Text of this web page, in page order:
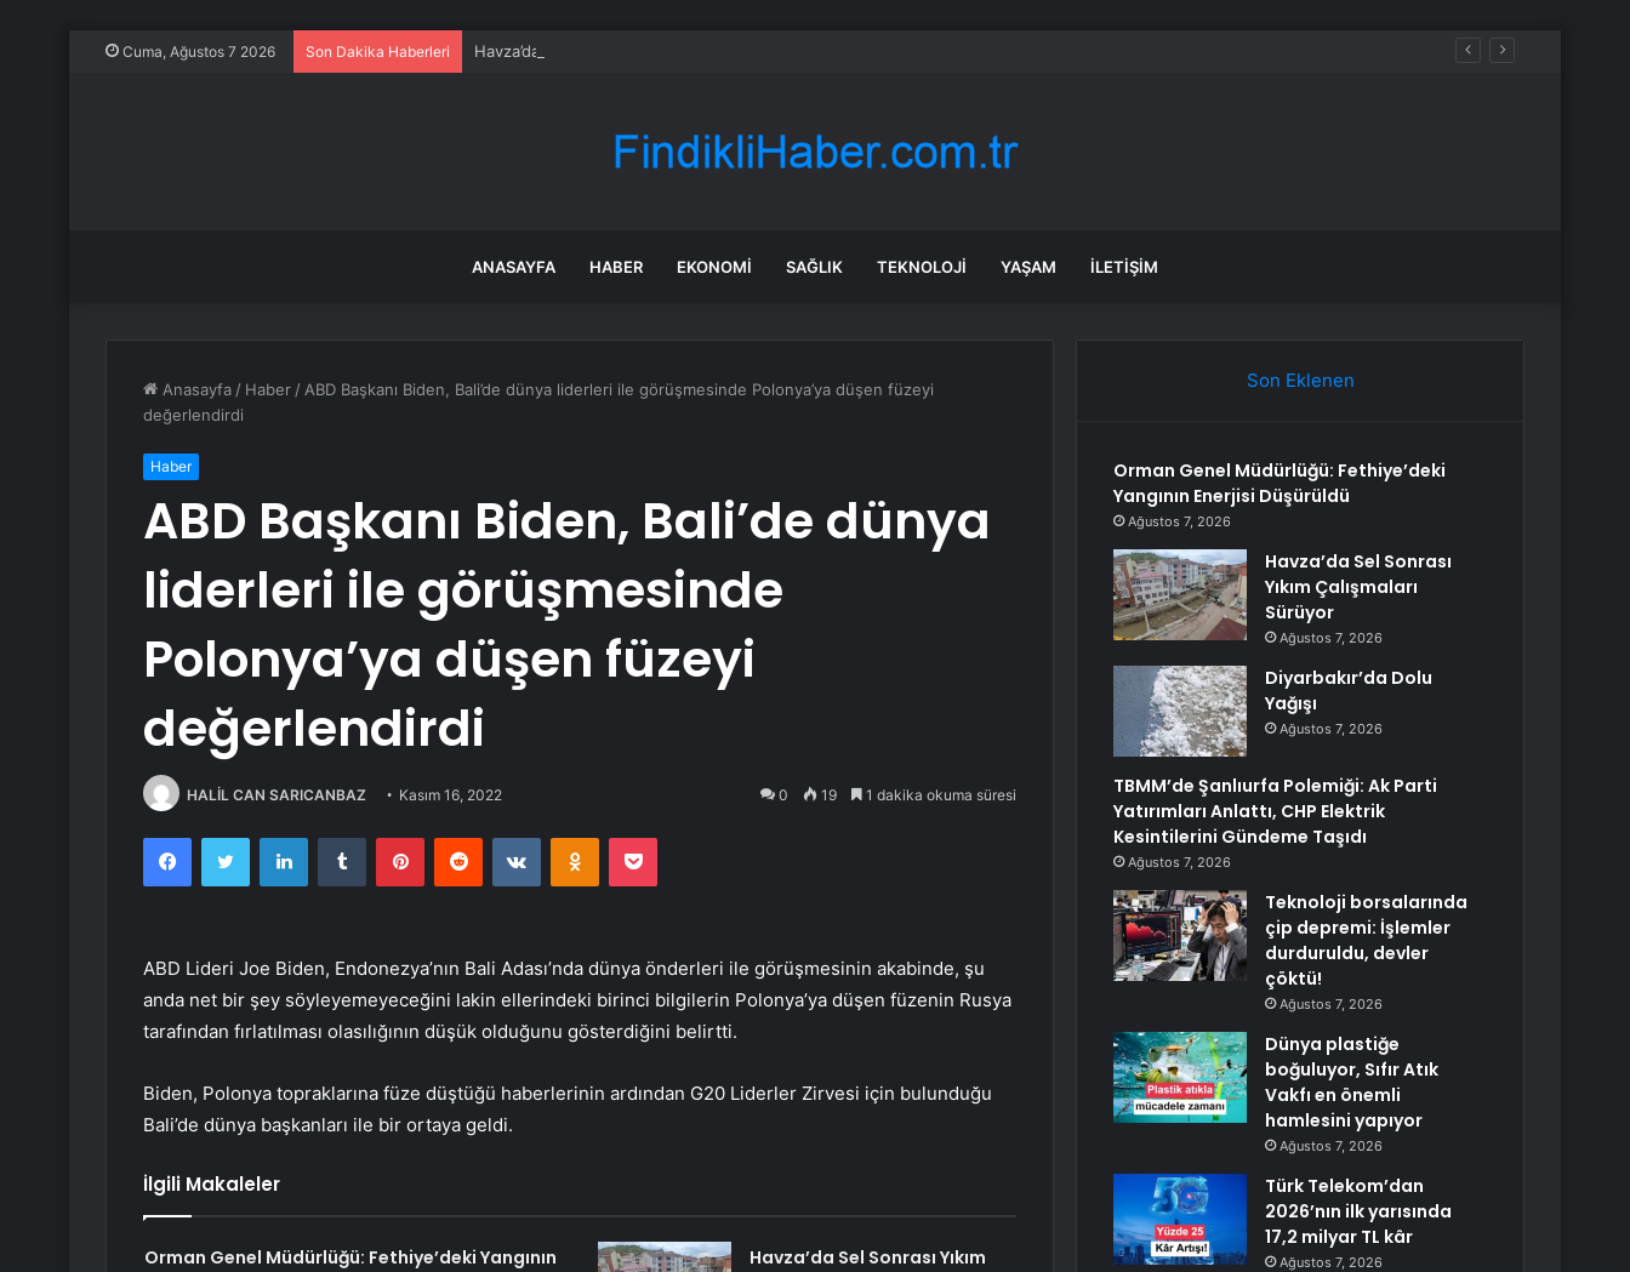
Cuma, Ağustos 7 2026 Son Dakika Haberleri Havza’da Sel Sonrası Yıkım Çalışmaları Sürüyor
ANASAYFA HABER EKONOMI SAĞLIK TEKNOLOJI YAŞAM İLETIŞIM
Anasayfa / Haber / ABD Başkanı Biden, Bali’de dünya liderleri ile görüşmesinde Polonya’ya düşen füzeyi
değerlendirdi
Haber
ABD Başkanı Biden, Bali’de dünya
liderleri ile görüşmesinde
Polonya’ya düşen füzeyi
değerlendirdi
HALİL CAN SARICANBAZ Kasım 16, 2022 0 19 1 dakika okuma süresi
FacebookTwitter LinkedInTumblr PinterestReddit VKontakteOdnoklassniki
Pocket
ABD Lideri Joe Biden, Endonezya’nın Bali Adası’nda dünya önderleri ile görüşmesinin akabinde, şu
anda net bir şey söyleyemeyeceğini lakin ellerindeki birinci bilgilerin Polonya’ya düşen füzenin Rusya
tarafından fırlatılması olasılığının düşük olduğunu gösterdiğini belirtti.
Biden, Polonya topraklarına füze düştüğü haberlerinin ardından G20 Liderler Zirvesi için bulunduğu
Bali’de dünya başkanları ile bir ortaya geldi.
İlgili Makaleler
Orman Genel Müdürlüğü: Fethiye’deki Yangının
Havza’da Sel Sonrası Yıkım
Son Eklenen
Orman Genel Müdürlüğü: Fethiye’deki
Yangının Enerjisi Düşürüldü
Ağustos 7, 2026
Havza’da Sel Sonrası
Yıkım Çalışmaları
Sürüyor
Ağustos 7, 2026
Diyarbakır’da Dolu
Yağışı
Ağustos 7, 2026
TBMM’de Şanlıurfa Polemiği: Ak Parti
Yatırımları Anlattı, CHP Elektrik
Kesintilerini Gündeme Taşıdı
Ağustos 7, 2026
Teknoloji borsalarında
çip depremi: İşlemler
durduruldu, devler
çöktü!
Ağustos 7, 2026
Dünya plastiğe
boğuluyor, Sıfır Atık
Vakfı en önemli
hamlesini yapıyor
Ağustos 7, 2026
Türk Telekom’dan
2026’nın ilk yarısında
17,2 milyar TL kâr
Ağustos 7, 2026